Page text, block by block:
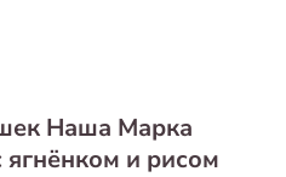
Наша Марка
и рисом